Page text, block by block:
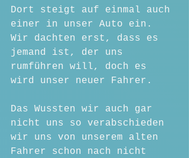
Dort steigt auf einmal auch
einer in unser Auto ein.
Wir dachten erst, dass es
jemand ist, der uns
rumführen will, doch es
wird unser neuer Fahrer.
Das Wussten wir auch gar
nicht uns so verabschieden
wir uns von unserem alten
Fahrer schon nach nicht